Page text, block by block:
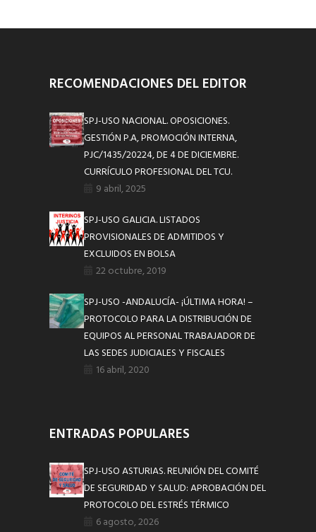
RECOMENDACIONES DEL EDITOR
SPJ-USO NACIONAL. OPOSICIONES.
GESTIÓN P.A, PROMOCIÓN INTERNA,
PJC/1435/20224, DE 4 DE DICIEMBRE.
CURRÍCULO PROFESIONAL DEL TCU.
9 abril, 2025
SPJ-USO GALICIA. LISTADOS
PROVISIONALES DE ADMITIDOS Y
EXCLUIDOS EN BOLSA
22 octubre, 2019
SPJ-USO -ANDALUCÍA- ¡ÚLTIMA HORA! –
PROTOCOLO PARA LA DISTRIBUCIÓN DE
EQUIPOS AL PERSONAL TRABAJADOR DE
LAS SEDES JUDICIALES Y FISCALES
16 abril, 2020
ENTRADAS POPULARES
SPJ-USO ASTURIAS. REUNIÓN DEL COMITÉ
DE SEGURIDAD Y SALUD: APROBACIÓN DEL
PROTOCOLO DEL ESTRÉS TÉRMICO
6 agosto, 2026